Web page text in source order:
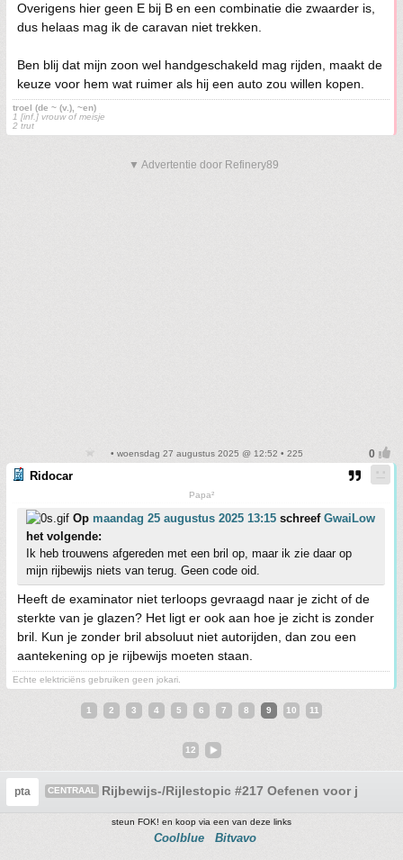
Overigens hier geen E bij B en een combinatie die zwaarder is,
dus helaas mag ik de caravan niet trekken.
Ben blij dat mijn zoon wel handgeschakeld mag rijden, maakt de
keuze voor hem wat ruimer als hij een auto zou willen kopen.
troel (de ~ (v.), ~en)
1 [inf.] vrouw of meisje
2 trut
▼ Advertentie door Refinery89
• woensdag 27 augustus 2025 @ 12:52 • 225
Ridocar
Papa²
Op maandag 25 augustus 2025 13:15 schreef GwaiLow
het volgende:
Ik heb trouwens afgereden met een bril op, maar ik zie daar op
mijn rijbewijs niets van terug. Geen code oid.
Heeft de examinator niet terloops gevraagd naar je zicht of de
sterkte van je glazen? Het ligt er ook aan hoe je zicht is zonder
bril. Kun je zonder bril absoluut niet autorijden, dan zou een
aantekening op je rijbewijs moeten staan.
Echte elektriciëns gebruiken geen jokari.
1 2 3 4 5 6 7 8 9 10 11
12
pta CENTRAAL Rijbewijs-/Rijlestopic #217 Oefenen voor je
steun FOK! en koop via een van deze links
Coolblue Bitvavo